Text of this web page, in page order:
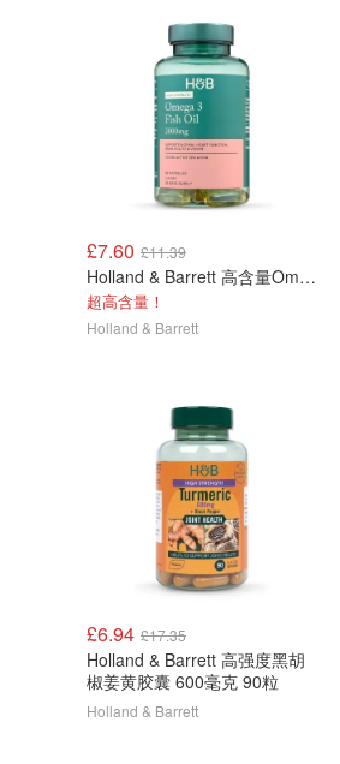
£7.60 £11.39
Holland & Barrett 高含量Omega 3鱼油 2000mg 60粒
超高含量！
Holland & Barrett
£6.94 £17.35
Holland & Barrett 高强度黑胡
椒姜黄胶囊 600毫克 90粒
Holland & Barrett